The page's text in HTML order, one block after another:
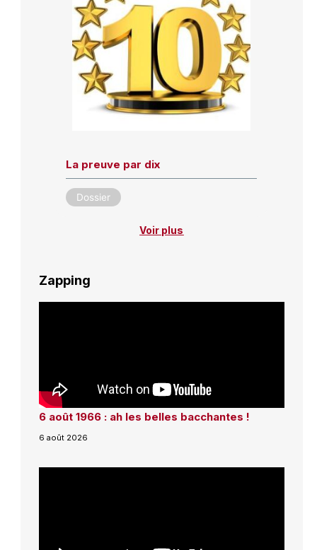
La preuve par dix
Dossier
Voir plus
Zapping
6 août 1966 : ah les belles bacchantes !
6 août 2026